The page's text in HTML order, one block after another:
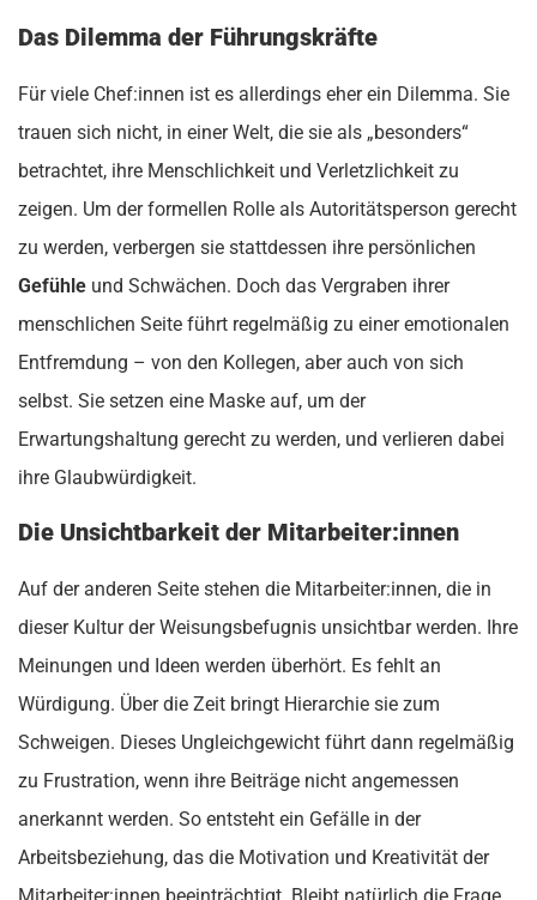
Das Dilemma der Führungskräfte
Für viele Chef:innen ist es allerdings eher ein Dilemma. Sie
trauen sich nicht, in einer Welt, die sie als „besonders“
betrachtet, ihre Menschlichkeit und Verletzlichkeit zu
zeigen. Um der formellen Rolle als Autoritätsperson gerecht
zu werden, verbergen sie stattdessen ihre persönlichen
Gefühle und Schwächen. Doch das Vergraben ihrer
menschlichen Seite führt regelmäßig zu einer emotionalen
Entfremdung – von den Kollegen, aber auch von sich
selbst. Sie setzen eine Maske auf, um der
Erwartungshaltung gerecht zu werden, und verlieren dabei
ihre Glaubwürdigkeit.
Die Unsichtbarkeit der Mitarbeiter:innen
Auf der anderen Seite stehen die Mitarbeiter:innen, die in
dieser Kultur der Weisungsbefugnis unsichtbar werden. Ihre
Meinungen und Ideen werden überhört. Es fehlt an
Würdigung. Über die Zeit bringt Hierarchie sie zum
Schweigen. Dieses Ungleichgewicht führt dann regelmäßig
zu Frustration, wenn ihre Beiträge nicht angemessen
anerkannt werden. So entsteht ein Gefälle in der
Arbeitsbeziehung, das die Motivation und Kreativität der